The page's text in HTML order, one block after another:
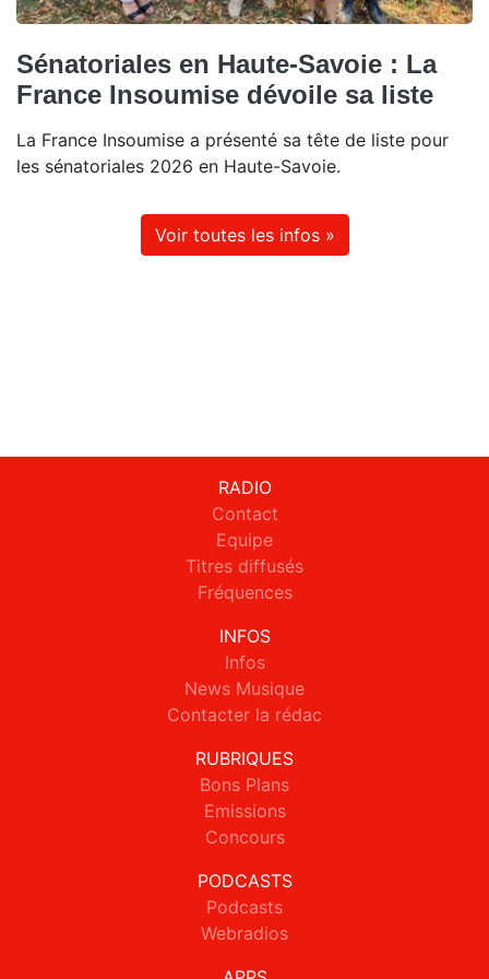
Sénatoriales en Haute-Savoie : La
France Insoumise dévoile sa liste
La France Insoumise a présenté sa tête de liste pour
les sénatoriales 2026 en Haute-Savoie.
Voir toutes les infos »
RADIO
Contact
Equipe
Titres diffusés
Fréquences
INFOS
Infos
News Musique
Contacter la rédac
RUBRIQUES
Bons Plans
Emissions
Concours
PODCASTS
Podcasts
Webradios